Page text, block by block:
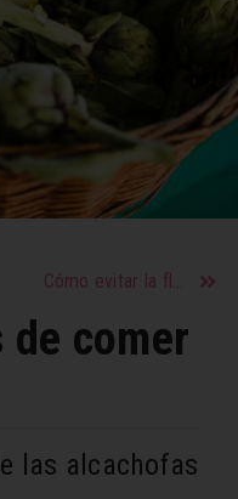
Cómo evitar la flacidez al perder peso
comer
las alcachofas